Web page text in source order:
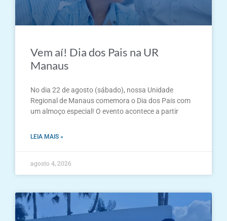
Vem aí! Dia dos Pais na UR
Manaus
No dia 22 de agosto (sábado), nossa Unidade
Regional de Manaus comemora o Dia dos Pais com
um almoço especial! O evento acontece a partir
LEIA MAIS »
agosto 4, 2026